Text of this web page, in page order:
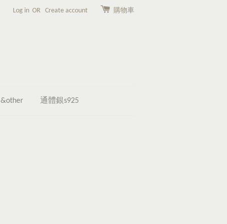
Log in OR Create account 購物車
&other 通體銀s925